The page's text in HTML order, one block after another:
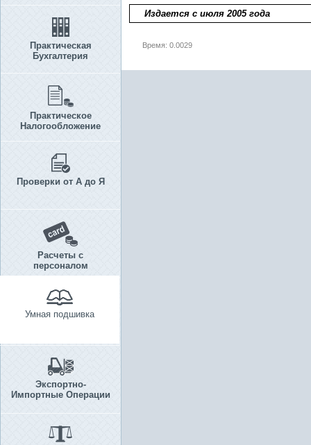
Практическая
Бухгалтерия
Практическое
Налогообложение
Проверки от А до Я
Расчеты с
персоналом
Умная подшивка
Экспортно-
Импортные Операции
Издается с июля 2005 года
Время: 0.0029